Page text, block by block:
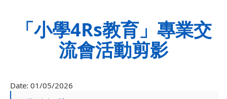
「小學4Rs教育」專業交
流會活動剪影
Date: 01/05/2026